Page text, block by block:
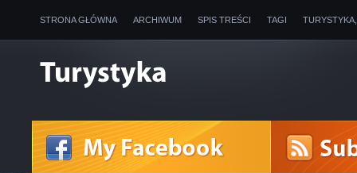
STRONA GŁÓWNA ARCHIWUM SPIS TREŚCI TAGI